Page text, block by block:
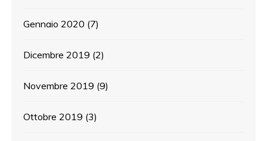
Gennaio 2020 (7)
Dicembre 2019 (2)
Novembre 2019 (9)
Ottobre 2019 (3)